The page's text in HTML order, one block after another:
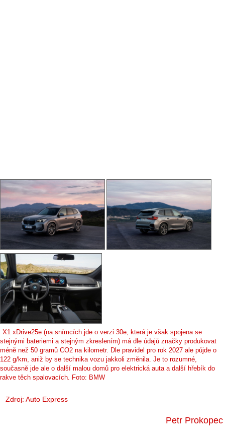
X1 xDrive25e (na snímcích jde o verzi 30e, která je však spojena se
stejnými bateriemi a stejným zkreslením) má dle údajů značky produkovat
méně než 50 gramů CO2 na kilometr. Dle pravidel pro rok 2027 ale půjde o
122 g/km, aniž by se technika vozu jakkoli změnila. Je to rozumné,
současně jde ale o další malou domů pro elektrická auta a další hřebík do
rakve těch spalovacích. Foto: BMW
Zdroj: Auto Express
Petr Prokopec